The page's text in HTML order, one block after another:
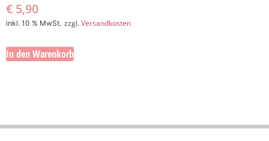
€ 5,90
inkl. 10 % MwSt. zzgl.Versandkosten
In den Warenkorb